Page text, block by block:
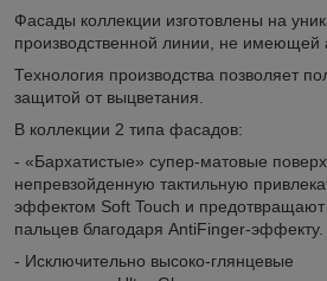
Фасады коллекции изготовлены на
производственной линии, не имеющей
Технология производства позволяет
защитой от выцветания.
В коллекции 2 типа фасадов:
- «Бархатистые» супер-матовые
непревзойденную тактильную
эффектом Soft Touch и предотвращают
пальцев благодаря AntiFinger-эффекту.
- Исключительно высоко-глянцевые